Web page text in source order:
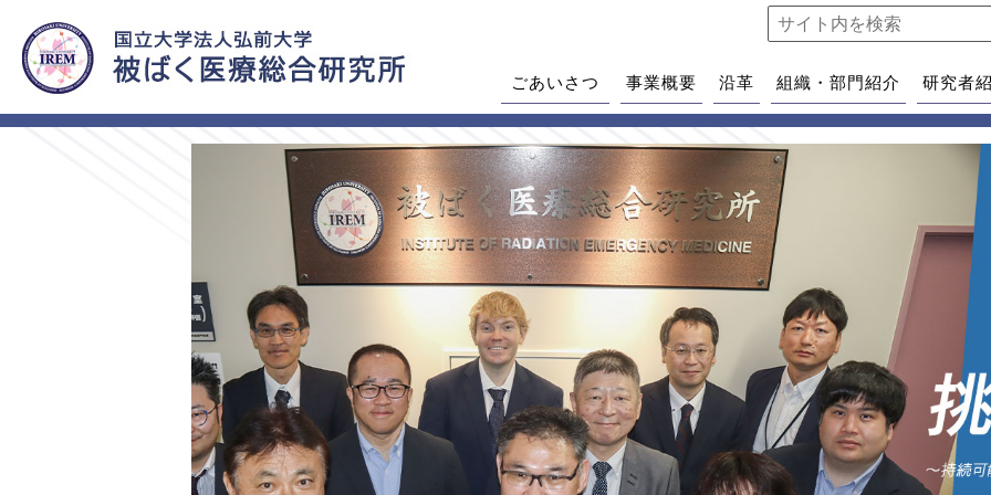
ごあいさつ 事業概要 沿革 組織・部門紹介 研究者